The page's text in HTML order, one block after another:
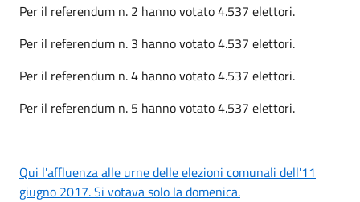
Per il referendum n. 2 hanno votato 4.537 elettori.
Per il referendum n. 3 hanno votato 4.537 elettori.
Per il referendum n. 4 hanno votato 4.537 elettori.
Per il referendum n. 5 hanno votato 4.537 elettori.
Qui l'affluenza alle urne delle elezioni comunali dell'11
giugno 2017. Si votava solo la domenica.